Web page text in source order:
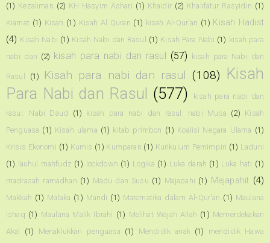
(1) Kezaliman (2) KH Hasyim Ashari (1) Khaidir (2) Khalifatur Rasyidin (1)
Kiamat (1) Kisah (1) Kisah Al Quran (1) kisah Al-Qur'an (1) Kisah Hadist
(4) Kisah Nabi (1) Kisah Nabi dan Rasul (1) Kisah Para Nabi (1) kisah para
nabi dan (2) kisah para nabi dan rasul (57) kisah para Nabi dan
Rasul (1) Kisah para nabi dan rasul (108) Kisah
Para Nabi dan Rasul (577)
kisah para nabi dan
rasul. Nabi Daud
(1) kisah para nabi dan rasul. nabi Musa (2) Kisah
Penguasa (1) Kisah ulama (1) kitab primbon (1) Koalisi Negara Ulama (1)
Krisis Ekonomi (1) Kumis (1) Kumparan (1) Kurikulum Pemimpin (1) Laduni
(1) lauhul mahfudz (1) lockdown (1) Logika (1) Luka darah (1) Luka hati (1)
madrasah ramadhan (1) Madu dan Susu (1) Majapahi (1) Majapahit (4)
Makkah (1) Malaka (1) Mandi (1) Matematika dalam Al-Qur'an (1) Maulana
Ishaq (1) Maulana Malik Ibrahi (1) Melihat Wajah Allah (1) Memerdekakan
Akal
(1) Menaklukkan penguasa (1) Mendidik anak (1)
mendidik Hawa